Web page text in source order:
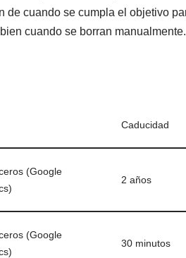
de cuando se cumpla el objetivo
cuando se borran manualmente.
Caducidad
(Google
2 años
(Google
30 minutos